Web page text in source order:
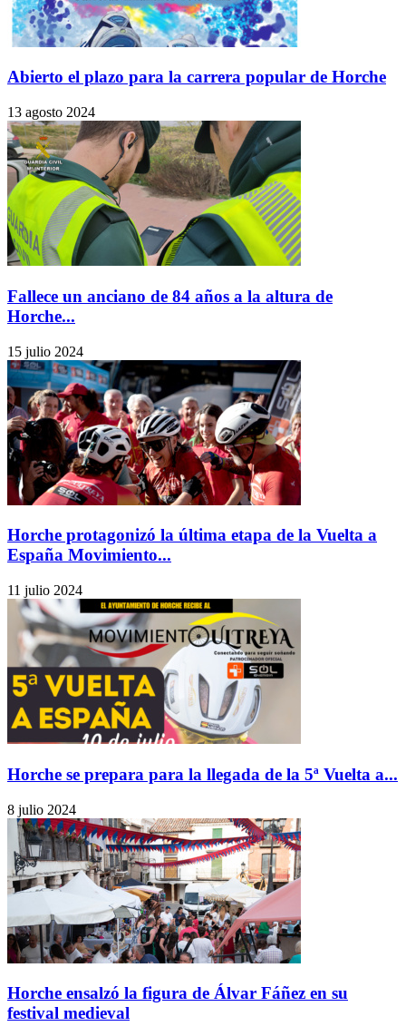
Abierto el plazo para la carrera popular de Horche
13 agosto 2024
Fallece un anciano de 84 años a la altura de
Horche...
15 julio 2024
Horche protagonizó la última etapa de la Vuelta a
España Movimiento...
11 julio 2024
Horche se prepara para la llegada de la 5ª Vuelta a...
8 julio 2024
Horche ensalzó la figura de Álvar Fáñez en su
festival medieval